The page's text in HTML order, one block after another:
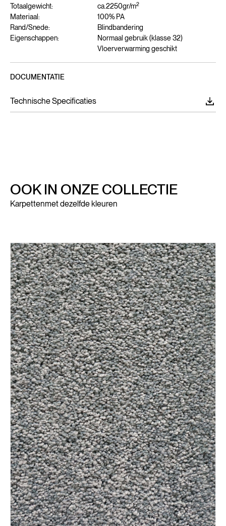
Totaalgewicht: ca.2250gr/m2
Materiaal:
100% PA
Rand/Snede:
Blindbandering
Eigenschappen:
Normaal gebruik (klasse 32)
Vloerverwarming geschikt
DOCUMENTATIE
Technische Specificaties
OOK IN ONZE COLLECTIE
Karpettenmet dezelfde kleuren